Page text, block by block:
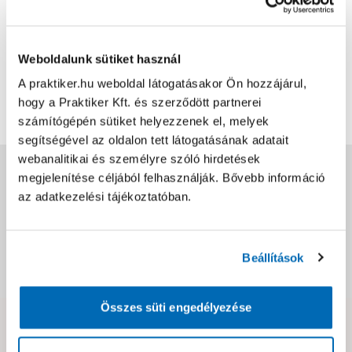
Weboldalunk sütiket használ
A praktiker.hu weboldal látogatásakor Ön hozzájárul,
hogy a Praktiker Kft. és szerződött partnerei
számítógépén sütiket helyezzenek el, melyek
segítségével az oldalon tett látogatásának adatait
webanalitikai és személyre szóló hirdetések
megjelenítése céljából felhasználják. Bővebb információ
az adatkezelési tájékoztatóban.
Beállítások
Összes süti engedélyezése
Bővebben 1
Jótállás, szavatosság
Hibát találtál az oldalon vagy a termék leírásában?